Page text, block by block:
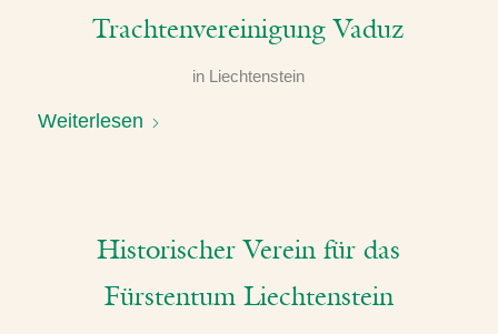
Trachtenvereinigung Vaduz
in Liechtenstein
Weiterlesen
Historischer Verein für das
Fürstentum Liechtenstein